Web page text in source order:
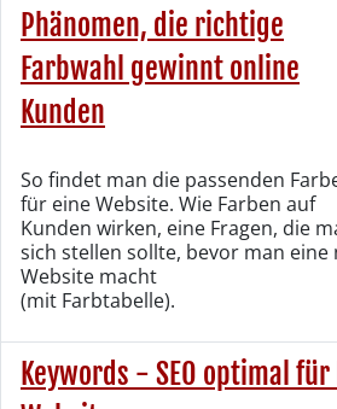
Phänomen, die richtige
Farbwahl gewinnt online
Kunden
So findet man die passenden
für eine Website. Wie Farben auf
Kunden wirken, eine Fragen, die
sich stellen sollte, bevor man eine
Website macht
(mit Farbtabelle).
Keywords - SEO optimal